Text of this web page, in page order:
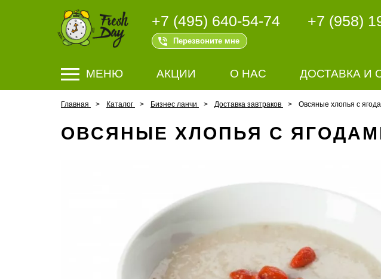
+7 (495) 640-54-74
Перезвоните мне
+7 (958)
МЕНЮ АКЦИИ О НАС ДОСТАВКА И
Главная Каталог Бизнес ланчи Доставка завтраков Овсяные хлопья с
ОВСЯНЫЕ ХЛОПЬЯ С